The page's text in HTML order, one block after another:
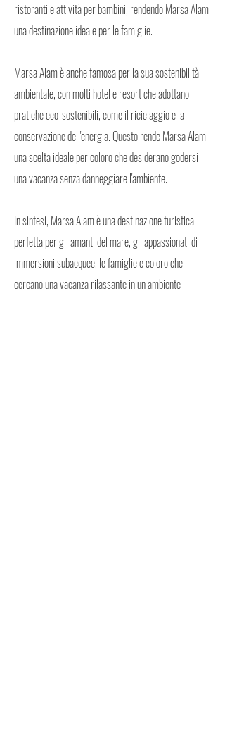
ristoranti e attività per bambini, rendendo Marsa Alam
una destinazione ideale per le famiglie.
Marsa Alam è anche famosa per la sua sostenibilità
ambientale, con molti hotel e resort che adottano
pratiche eco-sostenibili, come il riciclaggio e la
conservazione dell'energia. Questo rende Marsa Alam
una scelta ideale per coloro che desiderano godersi
una vacanza senza danneggiare l'ambiente.
In sintesi, Marsa Alam è una destinazione turistica
perfetta per gli amanti del mare, gli appassionati di
immersioni subacquee, le famiglie e coloro che
cercano una vacanza rilassante in un ambiente